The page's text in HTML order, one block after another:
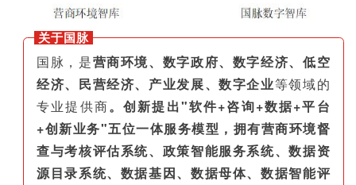
关于国脉
国脉，是营商环境、数字政府、数字经济、低空
经济、民营经济、产业发展、数字企业等领域的
专业提供商。创新提出"软件+咨询+数据+平台
+创新业务"五位一体服务模型，拥有营商环境督
查与考核评估系统、政策智能服务系统、数据资
源目录系统、数据基因、数据母体、数据智能评